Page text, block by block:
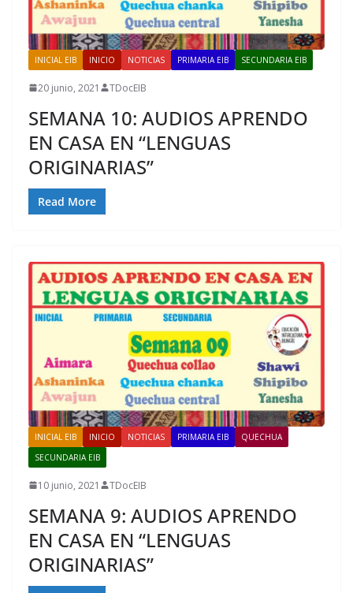
INICIAL EIB INICIO NOTICIAS PRIMARIA EIB SECUNDARIA EIB
20 junio, 2021 TDocEIB
SEMANA 10: AUDIOS APRENDO
EN CASA EN “LENGUAS
ORIGINARIAS”
Read More
INICIAL EIB INICIO NOTICIAS PRIMARIA EIB
QUECHUA
SECUNDARIA EIB
10 junio, 2021 TDocEIB
SEMANA 9: AUDIOS APRENDO
EN CASA EN “LENGUAS
ORIGINARIAS”